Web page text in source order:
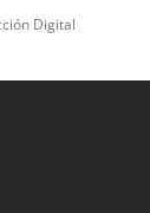
Digital